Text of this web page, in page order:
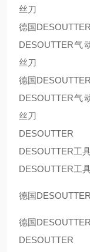
丝刀
德国DESOUTTER
DESOUTTER气
丝刀
德国DESOUTTER
DESOUTTER气
丝刀
DESOUTTER
DESOUTTER工
DESOUTTER工
德国DESOUTTER
德国DESOUTTER
DESOUTTER